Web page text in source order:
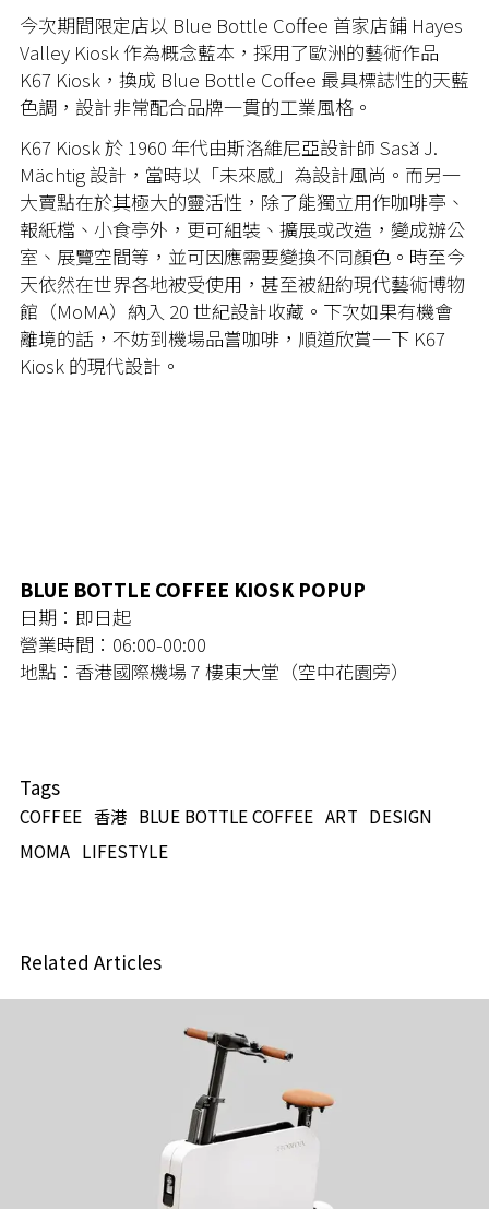
今次期間限定店以 Blue Bottle Coffee 首家店鋪 Hayes
Valley Kiosk 作為概念藍本，採用了歐洲的藝術作品
K67 Kiosk，換成 Blue Bottle Coffee 最具標誌性的天藍
色調，設計非常配合品牌一貫的工業風格。
K67 Kiosk 於 1960 年代由斯洛維尼亞設計師 Saša J.
Mächtig 設計，當時以「未來感」為設計風尚。而另一
大賣點在於其極大的靈活性，除了能獨立用作咖啡亭、
報紙檔、小食亭外，更可組裝、擴展或改造，變成辦公
室、展覽空間等，並可因應需要變換不同顏色。時至今
天依然在世界各地被受使用，甚至被紐約現代藝術博物
館（MoMA）納入 20 世紀設計收藏。下次如果有機會
離境的話，不妨到機場品嘗咖啡，順道欣賞一下 K67
Kiosk 的現代設計。
BLUE BOTTLE COFFEE KIOSK POPUP
日期：即日起
營業時間：06:00-00:00
地點：香港國際機場 7 樓東大堂（空中花園旁）
Tags
COFFEE 香港 BLUE BOTTLE COFFEE ART DESIGN
MOMA LIFESTYLE
Related Articles